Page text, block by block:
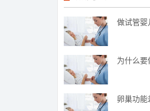
做试管婴
为什么要
卵巢功能